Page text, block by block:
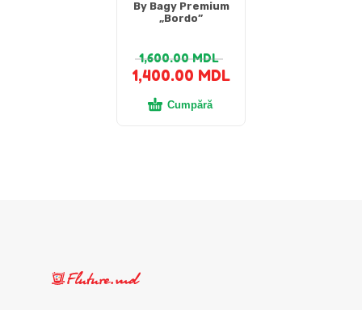
By Bagy Premium
„Bordo”
1,600.00MDL
1,400.00 MDL
Cumpără